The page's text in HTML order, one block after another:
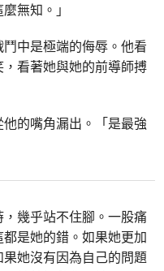
無知。」
中是極端的侮辱。他看
看著她與她的前導師搏
他的嘴角漏出。「是最強
幾乎站不住腳。一股痛
是她的錯。如果她更加
她沒有因為自己的問題